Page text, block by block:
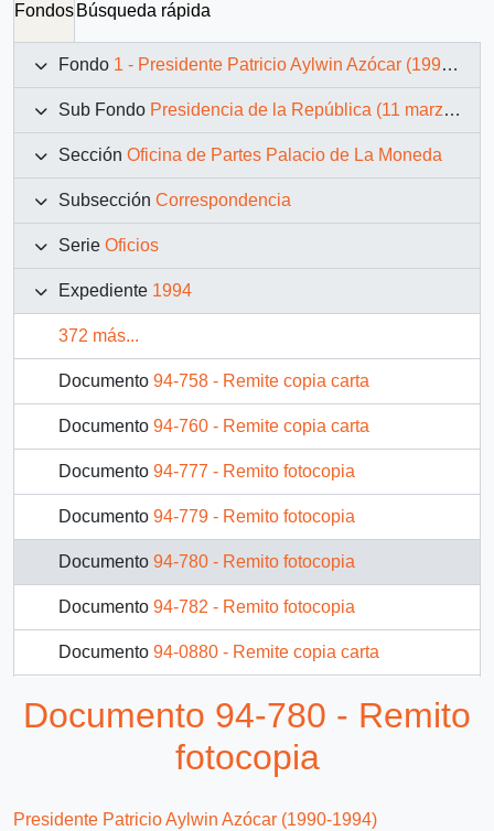
Fondos Búsqueda rápida
Fondo 1 - Presidente Patricio Aylwin Azócar (1990-1994)
Sub Fondo Presidencia de la República (11 marzo 1990 – 11 marzo 1994)
Sección Oficina de Partes Palacio de La Moneda
Subsección Correspondencia
Serie Oficios
Expediente 1994
372 más...
Documento 94-758 - Remite copia carta
Documento 94-760 - Remite copia carta
Documento 94-777 - Remito fotocopia
Documento 94-779 - Remito fotocopia
Documento 94-780 - Remito fotocopia
Documento 94-782 - Remito fotocopia
Documento 94-0880 - Remite copia carta
94-0882 - Remite copia carta
Documento 94-780 - Remito
fotocopia
Presidente Patricio Aylwin Azócar (1990-1994)